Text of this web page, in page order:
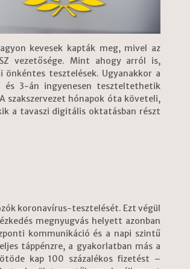
kevesek kapták meg, mivel az
vezetősége. Mint ahogy arról is,
tesztelések. Ugyanakkor a
3-án ingyenesen teszteltethetik
szakszervezet hónapok óta követeli,
a tavaszi digitális oktatásban részt
koronavírus-tesztelését. Ezt végül
megnyugvás helyett azonban
kommunikáció és a napi szintű
táppénzre, a gyakorlatban más a
kap 100 százalékos fizetést –